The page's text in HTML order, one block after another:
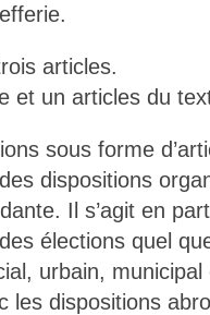
articles.
et un articles du
sous forme
dispositions
Il s’agit en
élections quel
urbain, municipal
les dispositions